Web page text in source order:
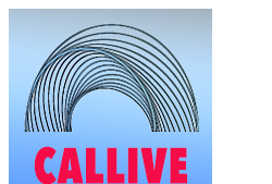
contenuto